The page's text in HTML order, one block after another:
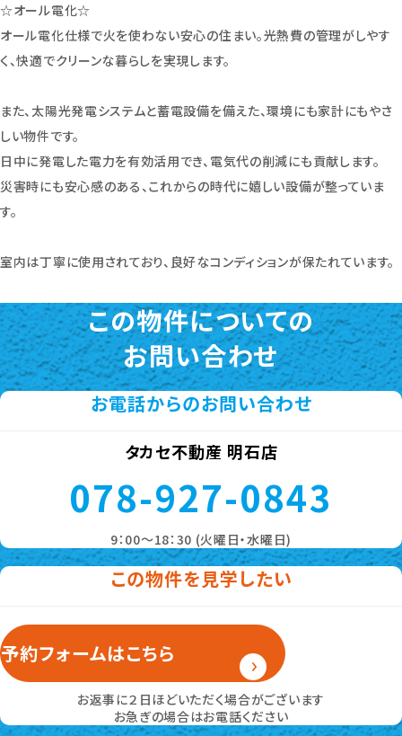
☆オール電化☆
オール電化仕様で火を使わない安心の住まい。光熱費の管理がしやす
く、快適でクリーンな暮らしを実現します。
また、太陽光発電システムと蓄電設備を備えた、環境にも家計にもやさ
しい物件です。
日中に発電した電力を有効活用でき、電気代の削減にも貢献します。
災害時にも安心感のある、これからの時代に嬉しい設備が整っていま
す。
室内は丁寧に使用されており、良好なコンディションが保たれています。
この物件についての
お問い合わせ
お電話からのお問い合わせ
タカセ不動産 明石店
078-927-0843
9：00～18：30 (火曜日・水曜日)
この物件を見学したい
予約フォームはこちら
お返事に２日ほどいただく場合がございます
お急ぎの場合はお電話ください